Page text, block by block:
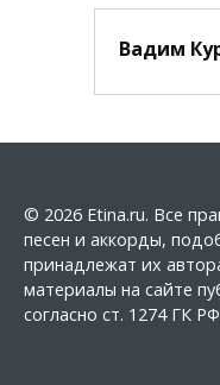
Вадим
© 2026 Etina.ru. Все
песен и аккорды,
принадлежат их
материалы на сайте
согласно ст. 1274 ГК